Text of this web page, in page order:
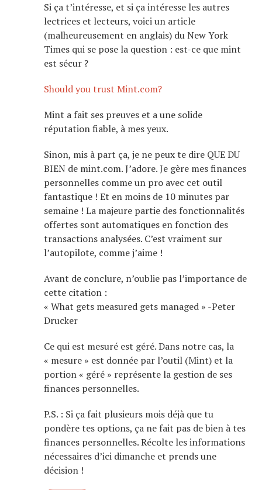
Si ça t’intéresse, et si ça intéresse les autres
lectrices et lecteurs, voici un article
(malheureusement en anglais) du New York
Times qui se pose la question : est-ce que mint
est sécur ?
Should you trust Mint.com?
Mint a fait ses preuves et a une solide
réputation fiable, à mes yeux.
Sinon, mis à part ça, je ne peux te dire QUE DU
BIEN de mint.com. J’adore. Je gère mes finances
personnelles comme un pro avec cet outil
fantastique ! Et en moins de 10 minutes par
semaine ! La majeure partie des fonctionnalités
offertes sont automatiques en fonction des
transactions analysées. C’est vraiment sur
l’autopilote, comme j’aime !
Avant de conclure, n’oublie pas l’importance de
cette citation :
« What gets measured gets managed » -Peter
Drucker
Ce qui est mesuré est géré. Dans notre cas, la
« mesure » est donnée par l’outil (Mint) et la
portion « géré » représente la gestion de ses
finances personnelles.
P.S. : Si ça fait plusieurs mois déjà que tu
pondère tes options, ça ne fait pas de bien à tes
finances personnelles. Récolte les informations
nécessaires d’ici dimanche et prends une
décision !